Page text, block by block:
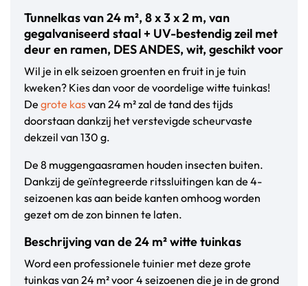
Tunnelkas van 24 m², 8 x 3 x 2 m, van
gegalvaniseerd staal + UV-bestendig zeil met
deur en ramen, DES ANDES, wit, geschikt voor
Wil je in elk seizoen groenten en fruit in je tuin
kweken? Kies dan voor de voordelige witte tuinkas!
De grote kasvan 24 m² zal de tand des tijds
doorstaan dankzij het verstevigde scheurvaste
dekzeil van 130 g.
De 8 muggengaasramen houden insecten buiten.
Dankzij de geïntegreerde ritssluitingen kan de 4-
seizoenen kas aan beide kanten omhoog worden
gezet om de zon binnen te laten.
Beschrijving van de 24 m² witte tuinkas
Word een professionele tuinier met deze grote
tuinkas van 24 m² voor 4 seizoenen die je in de grond